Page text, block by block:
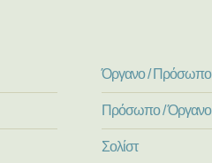
Όργανο / Πρόσωπο
Πρόσωπο / Όργανο
Σολίστ